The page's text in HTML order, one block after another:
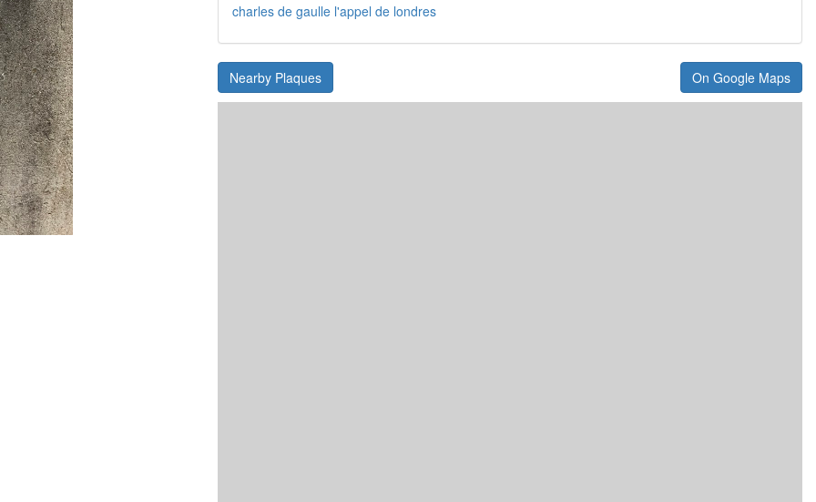
charles de gaulle l'appel de londres
Nearby Plaques On Google Maps